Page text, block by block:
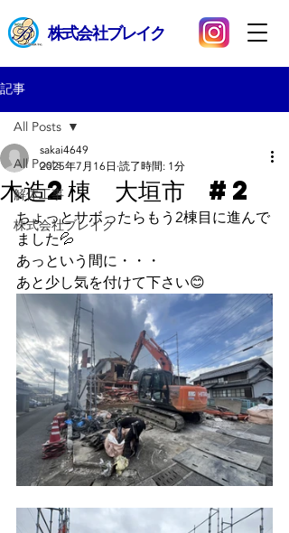
​株式会社ブレイク
記事
All Posts
解体工事
株式会社ブレイク
All Posts
木造2棟 大垣市 #2
sakai4649
2025年7月16日 読了時間: 1分
ちょっとサボったらもう2棟目に進んで
ました💦
あっという間に・・・
あと少し気を付けて下さい😊